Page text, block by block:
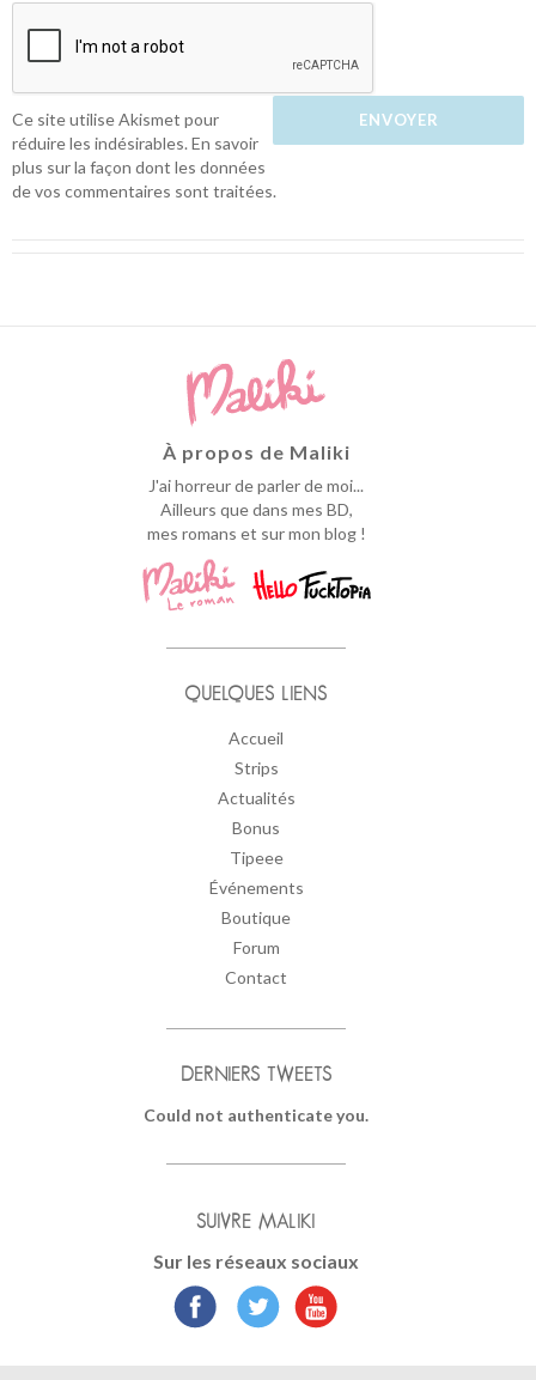
Ce site utilise Akismet pour
réduire les indésirables.En savoir
plus sur la façon dont les données
de vos commentaires sont traitées.
À propos de Maliki
J'ai horreur de parler de moi...
Ailleurs que dans mes BD,
mes romans et sur mon blog !
QUELQUES LIENS
Accueil
Strips
Actualités
Bonus
Tipeee
Événements
Boutique
Forum
Contact
DERNIERS TWEETS
Could not authenticate you.
SUIVRE MALIKI
Sur les réseaux sociaux